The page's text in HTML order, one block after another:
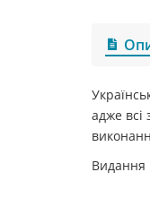
адже всі
Видання